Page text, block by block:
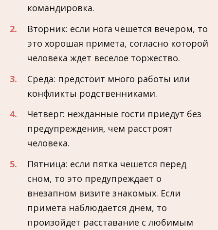
командировка.
Вторник: если нога чешется вечером, то
это хорошая примета, согласно которой
человека ждет веселое торжество.
Среда: предстоит много работы или
конфликты родственниками.
Четверг: нежданные гости приедут без
предупреждения, чем расстроят
человека.
Пятница: если пятка чешется перед
сном, то это предупреждает о
внезапном визите знакомых. Если
примета наблюдается днем, то
произойдет расставание с любимым